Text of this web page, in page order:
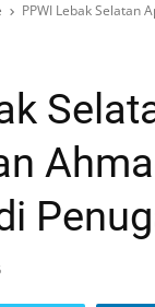
PPWI Lebak Selatan